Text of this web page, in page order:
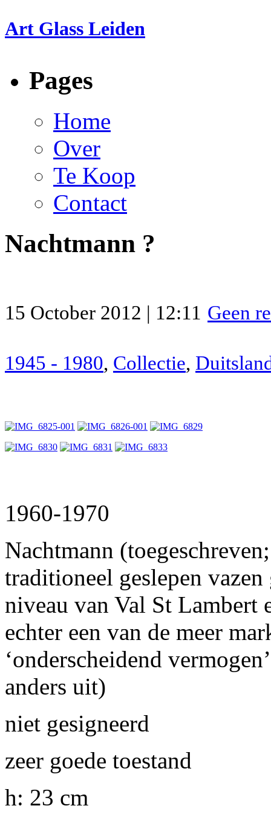
Art Glass Leiden
Pages
Home
Over
Te Koop
Contact
Nachtmann ?
15 October 2012 | 12:11 Geen
1945 - 1980, Collectie,
1960-1970
Nachtmann
traditioneel geslepen
niveau van Val St Lambert
echter een van de meer
‘onderscheidend
anders uit)
niet gesigneerd
zeer goede toestand
h: 23 cm